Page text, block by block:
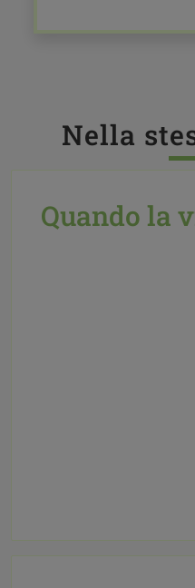
Nella
Quando la